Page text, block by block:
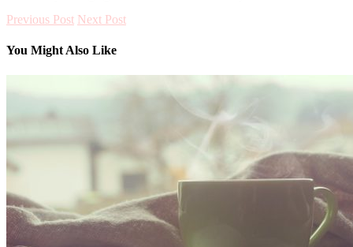
Previous Post Next Post
You Might Also Like